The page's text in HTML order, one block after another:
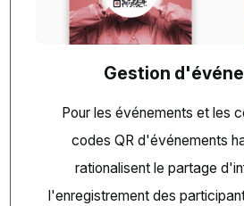
Gestion
Pour les événements et les
codes QR d'événements
rationalisent le partage
l'enregistrement des